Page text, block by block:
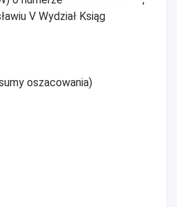
V Wydział Ksiąg
oszacowania)